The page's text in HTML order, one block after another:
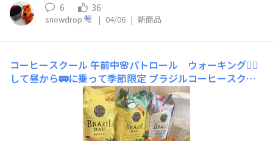
6 36
snowdrop | 04/06 | 新商品
コーヒースクール 午前中🌸パトロール ウォーキング🚶‍♀️
して昼から🚃に乗って​季節限定 ブラジルコーヒースクー
ル​へ☕️3種飲みくらべ 香りも楽しみ、ミルクレープとの
ペアリングを確認しフェローさん、参加者さんみんなに淹
れていただいたコーヒーはとっても美味しかったです♪と
ても楽しい時間でした⏰あたしは、これが気に入り